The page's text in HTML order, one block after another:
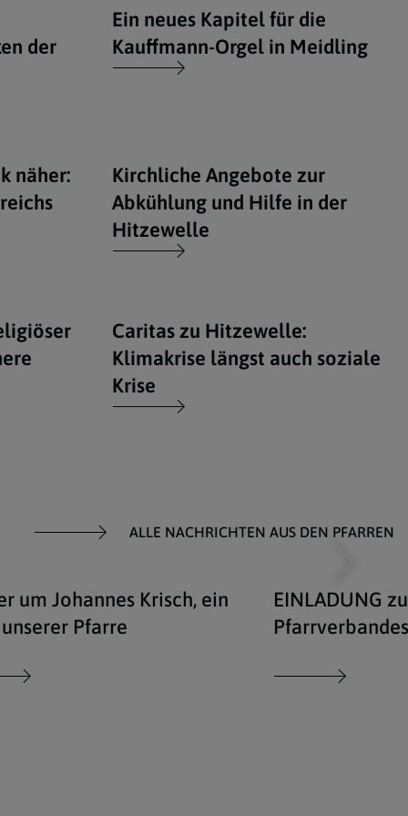
der
Ein neues Kapitel für die
Kauffmann-Orgel in Meidling
näher:
Kirchliche Angebote zur
Abkühlung und Hilfe in der
Hitzewelle
Caritas zu Hitzewelle:
Klimakrise längst auch soziale
Krise
ALLE NACHRICHTEN AUS DEN PFARREN
um Johannes Krisch, ein
Pfarre
EINLADUNG
Pfarrverbandes